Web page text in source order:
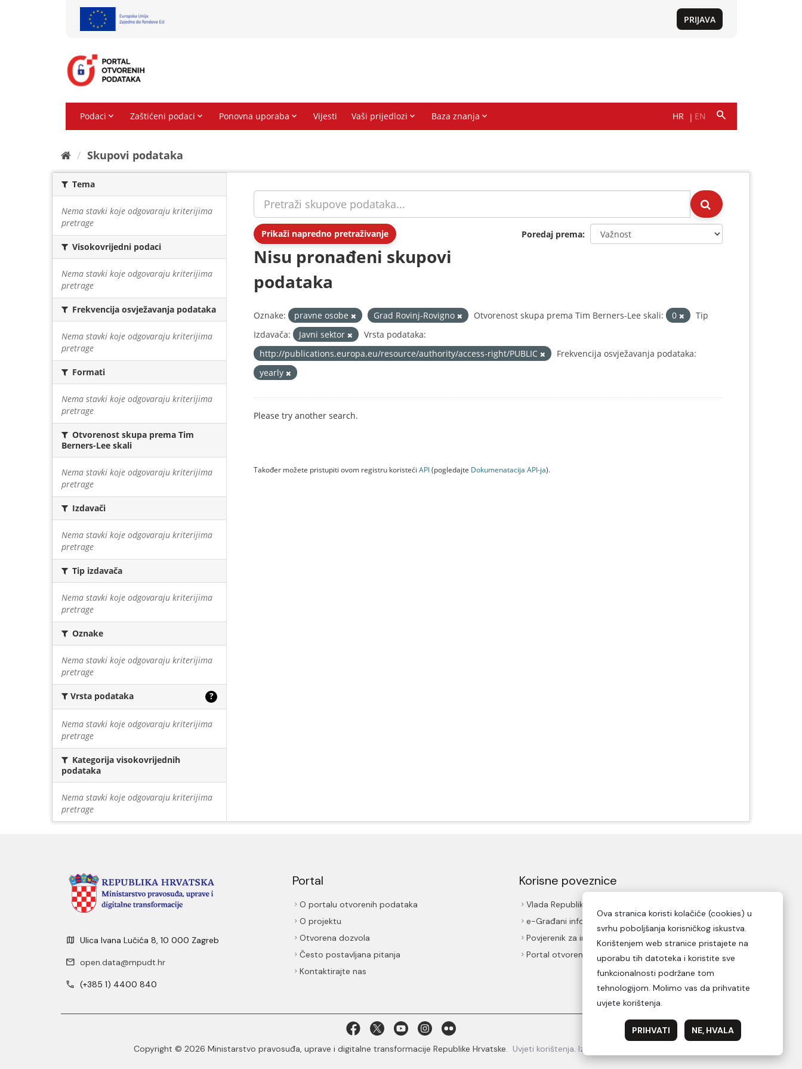
Skupovi podаtаkа
Tema
Nema stavki koje odgovaraju kriterijima
pretrage
Visokovrijedni podaci
Nema stavki koje odgovaraju kriterijima
pretrage
Frekvencija osvježavanja podataka
Nema stavki koje odgovaraju kriterijima
pretrage
Formati
Nema stavki koje odgovaraju kriterijima
pretrage
Otvorenost skupa prema Tim
Berners-Lee skali
Nema stavki koje odgovaraju kriterijima
pretrage
Izdavači
Nema stavki koje odgovaraju kriterijima
pretrage
Tip izdavača
Nema stavki koje odgovaraju kriterijima
pretrage
Oznake
Nema stavki koje odgovaraju kriterijima
pretrage
Vrsta podataka ?
Nema stavki koje odgovaraju kriterijima
pretrage
Kategorija visokovrijednih
podataka
Nema stavki koje odgovaraju kriterijima
pretrage
Prikaži napredno pretraživanje Poredaj prema
Nisu pronađeni skupovi
podataka
Oznake: pravne osobe Grad Rovinj-Rovigno Otvorenost skupa prema Tim Berners-Lee skali: 0
Tip
Izdavača:
Javni sektor
Vrsta podataka:
http://publications.europa.eu/resource/authority/access-right/PUBLIC
Frekvencija osvježavanja podataka:
yearly
Please try another search.
Također možete pristupiti ovom registru koristeći API(pogledajte Dokumenаtаcijа API-jа).